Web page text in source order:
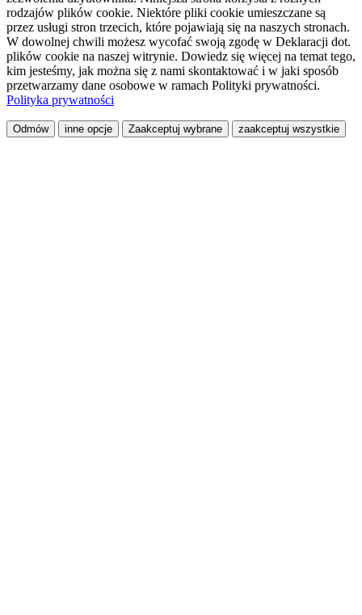
rodzajów plików cookie. Niektóre pliki cookie umieszczane są
przez usługi stron trzecich, które pojawiają się na naszych stronach.
W dowolnej chwili możesz wycofać swoją zgodę w Deklaracji dot.
plików cookie na naszej witrynie. Dowiedz się więcej na temat tego,
kim jesteśmy, jak można się z nami skontaktować i w jaki sposób
przetwarzamy dane osobowe w ramach Polityki prywatności.
Polityka prywatności
Odmów inne opcje Zaakceptuj wybrane zaakceptuj wszystkie